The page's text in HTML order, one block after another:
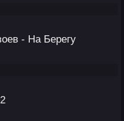
- На Берегу